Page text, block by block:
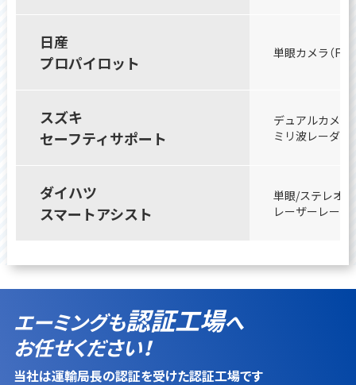
日産
プロパイロット
単眼カメラ（Fガ
スズキ
セーフティサポート
デュアルカメラ
ミリ波レーダー
ダイハツ
スマートアシスト
単眼/ステレオカ
レーザーレーダ
エーミングも認証工場へ
お任せください！
当社は運輸局長の認証を受けた認証工場です